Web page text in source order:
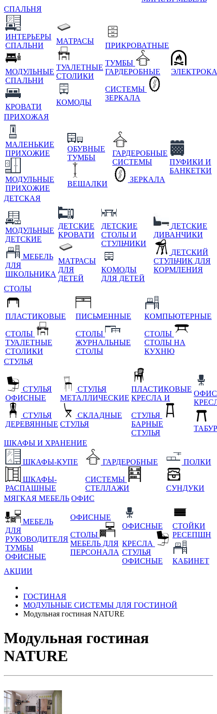
СПАЛЬНЯ
ИНТЕРЬЕРЫ
СПАЛЬНИ
МОДУЛЬНЫЕ
СПАЛЬНИ
КРОВАТИ
МАТРАСЫ
ТУАЛЕТНЫЕ
СТОЛИКИ
КОМОДЫ
ПРИКРОВАТНЫЕ
ТУМБЫ
ГАРДЕРОБНЫЕ
СИСТЕМЫ
ЗЕРКАЛА
ПРИХОЖАЯ
МАЛЕНЬКИЕ
ПРИХОЖИЕ
МОДУЛЬНЫЕ
ПРИХОЖИЕ
ОБУВНЫЕ
ТУМБЫ
ВЕШАЛКИ
ГАРДЕРОБНЫЕ
СИСТЕМЫ
ЗЕРКАЛА
ПУФИКИ И
БАНКЕТКИ
ДЕТСКАЯ
МОДУЛЬНЫЕ
ДЕТСКИЕ
МЕБЕЛЬ
ДЛЯ
ШКОЛЬНИКА
ДЕТСКИЕ
КРОВАТИ
МАТРАСЫ
ДЛЯ
ДЕТЕЙ
ДЕТСКИЕ
СТОЛЫ И
СТУЛЬЧИКИ
КОМОДЫ
ДЛЯ ДЕТЕЙ
ДЕТСКИЕ
ДИВАНЧИКИ
ДЕТСКИЙ
СТУЛЬЧИК ДЛЯ
КОРМЛЕНИЯ
СТОЛЫ
ПЛАСТИКОВЫЕ
СТОЛЫ
ТУАЛЕТНЫЕ
СТОЛИКИ
ПИСЬМЕННЫЕ
СТОЛЫ
ЖУРНАЛЬНЫЕ
СТОЛЫ
КОМПЬЮТЕРНЫЕ
СТОЛЫ
СТОЛЫ НА
КУХНЮ
СТУЛЬЯ
СТУЛЬЯ
ОФИСНЫЕ
СТУЛЬЯ
ДЕРЕВЯННЫЕ
СТУЛЬЯ
МЕТАЛЛИЧЕСКИЕ
СКЛАДНЫЕ
СТУЛЬЯ
ПЛАСТИКОВЫЕ
КРЕСЛА И
СТУЛЬЯ
БАРНЫЕ
СТУЛЬЯ
ШКАФЫ И ХРАНЕНИЕ
ШКАФЫ-КУПЕ
ШКАФЫ-
РАСПАШНЫЕ
ГАРДЕРОБНЫЕ
СИСТЕМЫ
СТЕЛЛАЖИ
ПОЛКИ
СУНДУКИ
МЯГКАЯ МЕБЕЛЬ ОФИС
МЕБЕЛЬ
ДЛЯ
РУКОВОДИТЕЛЯ
ТУМБЫ
ОФИСНЫЕ
ОФИСНЫЕ
СТОЛЫ
МЕБЕЛЬ ДЛЯ
ПЕРСОНАЛА
ОФИСНЫЕ
КРЕСЛА
СТУЛЬЯ
ОФИСНЫЕ
СТОЙКИ
РЕСЕПШН
КАБИНЕТ
АКЦИИ
ГОСТИНАЯ
МОДУЛЬНЫЕ СИСТЕМЫ ДЛЯ ГОСТИНОЙ
Модульная гостиная NATURE
Модульная гостиная
NATURE